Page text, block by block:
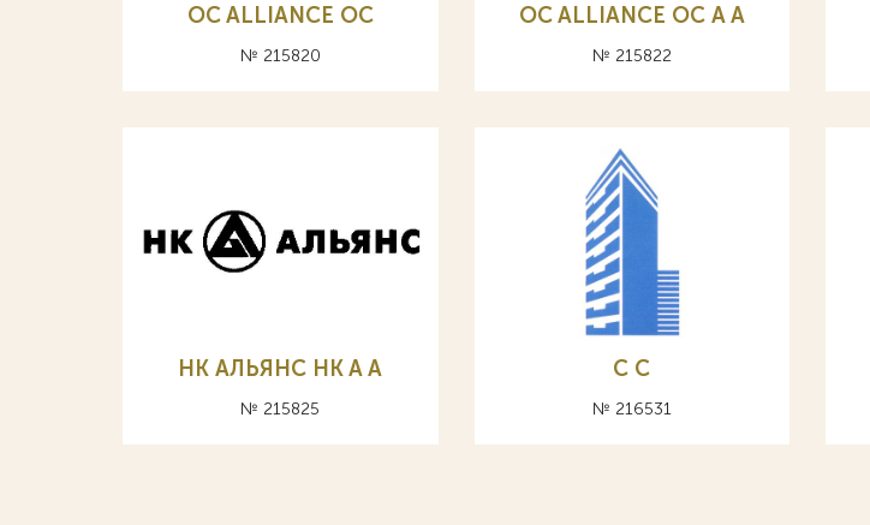
OC ALLIANCE ОС
№ 215820
OC ALLIANCE ОС A А
№ 215822
НК АЛЬЯНС HK A А
№ 215825
С C
№ 216531